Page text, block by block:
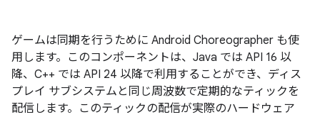
ゲームは同期を行うために Android Choreographer も使
用します。このコンポーネントは、Java では API 16 以
降、C++ では API 24 以降で利用することができ、ディス
プレイ サブシステムと同じ周波数で定期的なティックを
配信します。このティックの配信が実際のハードウェア